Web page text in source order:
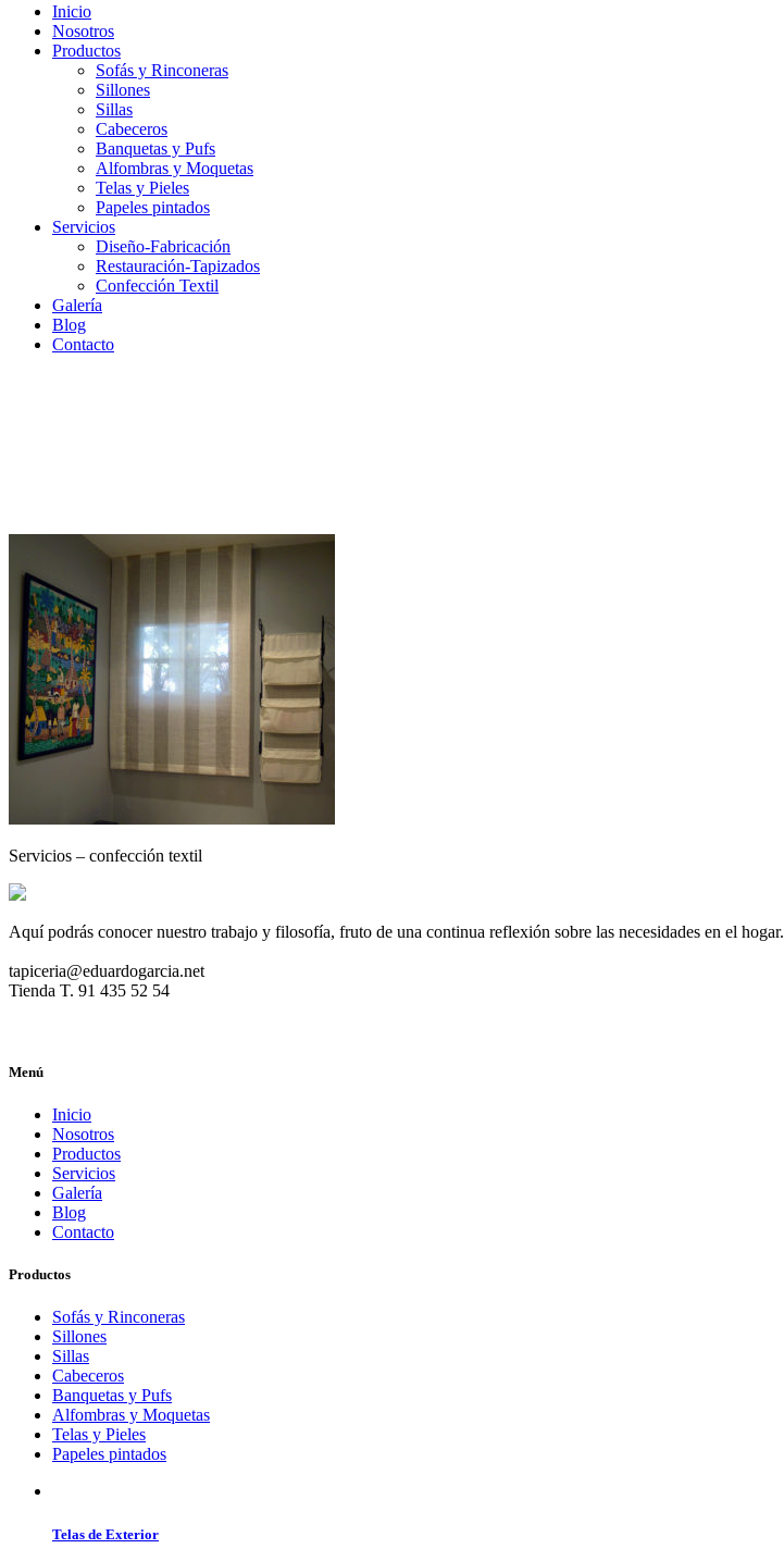
Inicio
Nosotros
Productos
Sofás y Rinconeras
Sillones
Sillas
Cabeceros
Banquetas y Pufs
Alfombras y Moquetas
Telas y Pieles
Papeles pintados
Servicios
Diseño-Fabricación
Restauración-Tapizados
Confección Textil
Galería
Blog
Contacto
Servicios – confección textil
Servicios – confección textil
Aquí podrás conocer nuestro trabajo y filosofía, fruto de una continua reflexión sobre las necesidades en el hogar.
tapiceria@eduardogarcia.net
Tienda T. 91 435 52 54
Menú
Inicio
Nosotros
Productos
Servicios
Galería
Blog
Contacto
Productos
Sofás y Rinconeras
Sillones
Sillas
Cabeceros
Banquetas y Pufs
Alfombras y Moquetas
Telas y Pieles
Papeles pintados
Telas de Exterior